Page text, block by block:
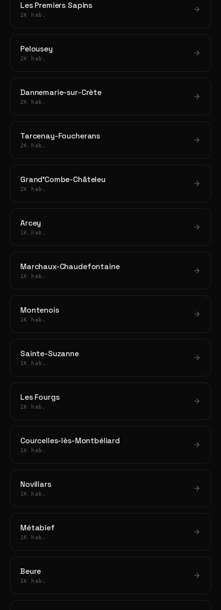
Les Premiers Sapins
2K hab.
Pelousey
2K hab.
Dannemarie-sur-Crète
2K hab.
Tarcenay-Foucherans
2K hab.
Grand'Combe-Châteleu
2K hab.
Arcey
1K hab.
Marchaux-Chaudefontaine
1K hab.
Montenois
1K hab.
Sainte-Suzanne
1K hab.
Les Fourgs
1K hab.
Courcelles-lès-Montbéliard
1K hab.
Novillars
1K hab.
Métabief
1K hab.
Beure
1K hab.